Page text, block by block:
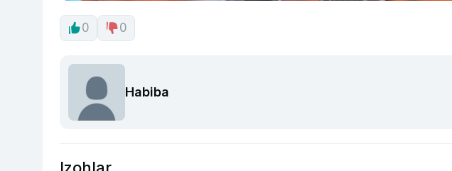
0 0
Habiba